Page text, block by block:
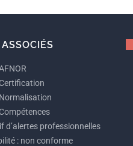
d’alertes professionnelles
: non conforme